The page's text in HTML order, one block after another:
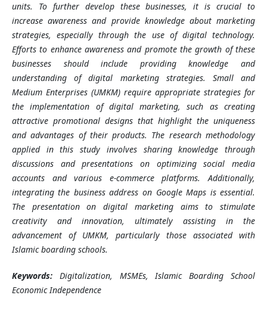
units. To further develop these businesses, it is crucial to
increase awareness and provide knowledge about marketing
strategies, especially through the use of digital technology.
Efforts to enhance awareness and promote the growth of these
businesses should include providing knowledge and
understanding of digital marketing strategies. Small and
Medium Enterprises (UMKM) require appropriate strategies for
the implementation of digital marketing, such as creating
attractive promotional designs that highlight the uniqueness
and advantages of their products. The research methodology
applied in this study involves sharing knowledge through
discussions and presentations on optimizing social media
accounts and various e-commerce platforms. Additionally,
integrating the business address on Google Maps is essential.
The presentation on digital marketing aims to stimulate
creativity and innovation, ultimately assisting in the
advancement of UMKM, particularly those associated with
Islamic boarding schools.
Keywords:Digitalization, MSMEs, Islamic Boarding School
Economic Independence